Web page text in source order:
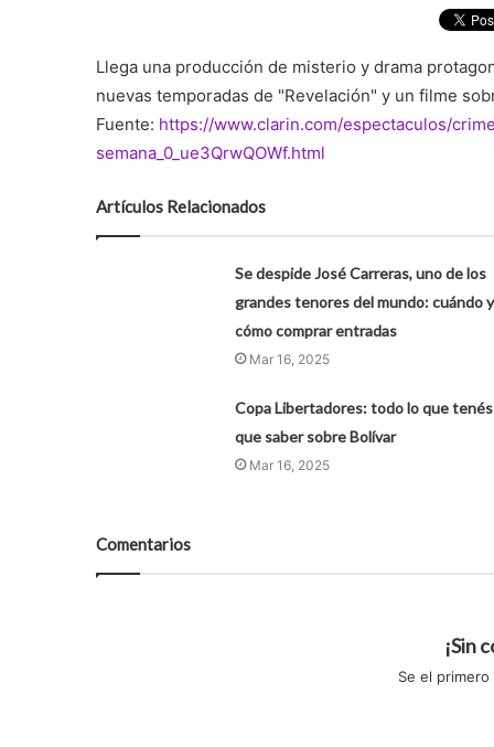
Llega una producción de misterio y drama
nuevas temporadas de "Revelación" y un filme
Fuente: https://www.clarin.com/espectaculos/
semana_0_ue3QrwQOWf.html
Artículos Relacionados
Se despide José Carreras, uno de los
grandes tenores del mundo: cuándo y
cómo comprar entradas
Mar 16, 2025
Copa Libertadores: todo lo que tenés
que saber sobre Bolívar
Mar 16, 2025
Comentarios
¡Sin
Se el